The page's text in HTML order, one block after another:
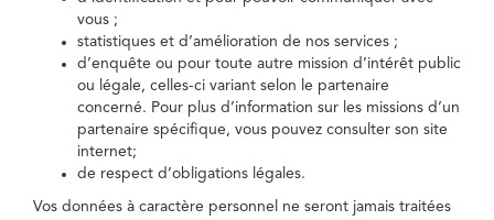
vous ;
statistiques et d’amélioration de nos services ;
d’enquête ou pour toute autre mission d’intérêt public
ou légale, celles-ci variant selon le partenaire
concerné. Pour plus d’information sur les missions d’un
partenaire spécifique, vous pouvez consulter son site
internet;
de respect d’obligations légales.
Vos données à caractère personnel ne seront jamais traitées